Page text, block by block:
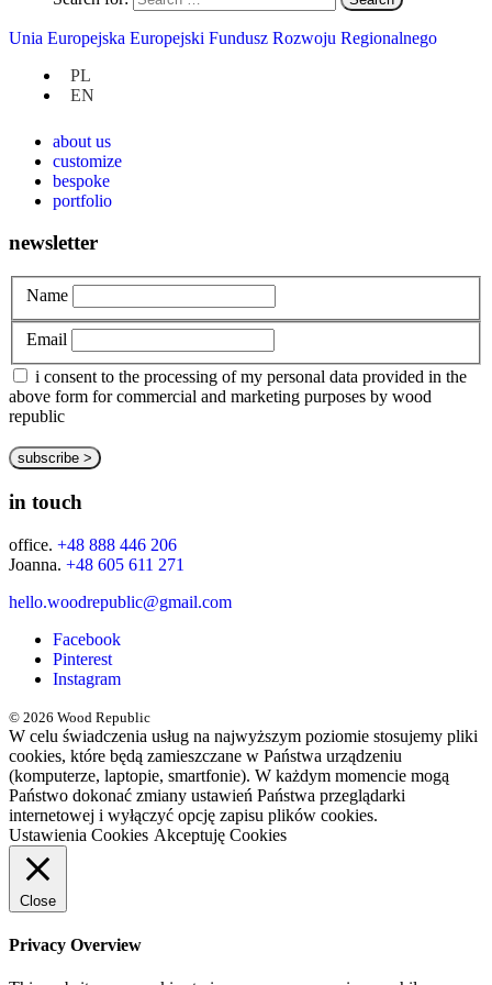
Unia Europejska Europejski Fundusz Rozwoju Regionalnego
PL
EN
Uncategorized
at hand
about us
customize
bespoke
portfolio
newsletter
Name
Email
i consent to the processing of my personal data provided in the
above form for commercial and marketing purposes by wood
republic
in touch
office. +48 888 446 206
Joanna. +48 605 611 271
hello.woodrepublic@gmail.com
Facebook
Pinterest
Instagram
© 2026 Wood Republic
W celu świadczenia usług na najwyższym poziomie stosujemy pliki
cookies, które będą zamieszczane w Państwa urządzeniu
(komputerze, laptopie, smartfonie). W każdym momencie mogą
Państwo dokonać zmiany ustawień Państwa przeglądarki
internetowej i wyłączyć opcję zapisu plików cookies.
Ustawienia Cookies Akceptuję Cookies
Close
Privacy Overview